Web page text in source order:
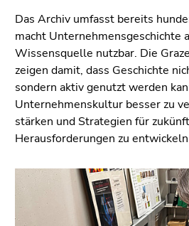
Das Archiv umfasst bereits
macht Unternehmensgeschichte
Wissensquelle nutzbar. Die
zeigen damit, dass Geschichte
sondern aktiv genutzt werden
Unternehmenskultur besser zu
stärken und Strategien für
Herausforderungen zu